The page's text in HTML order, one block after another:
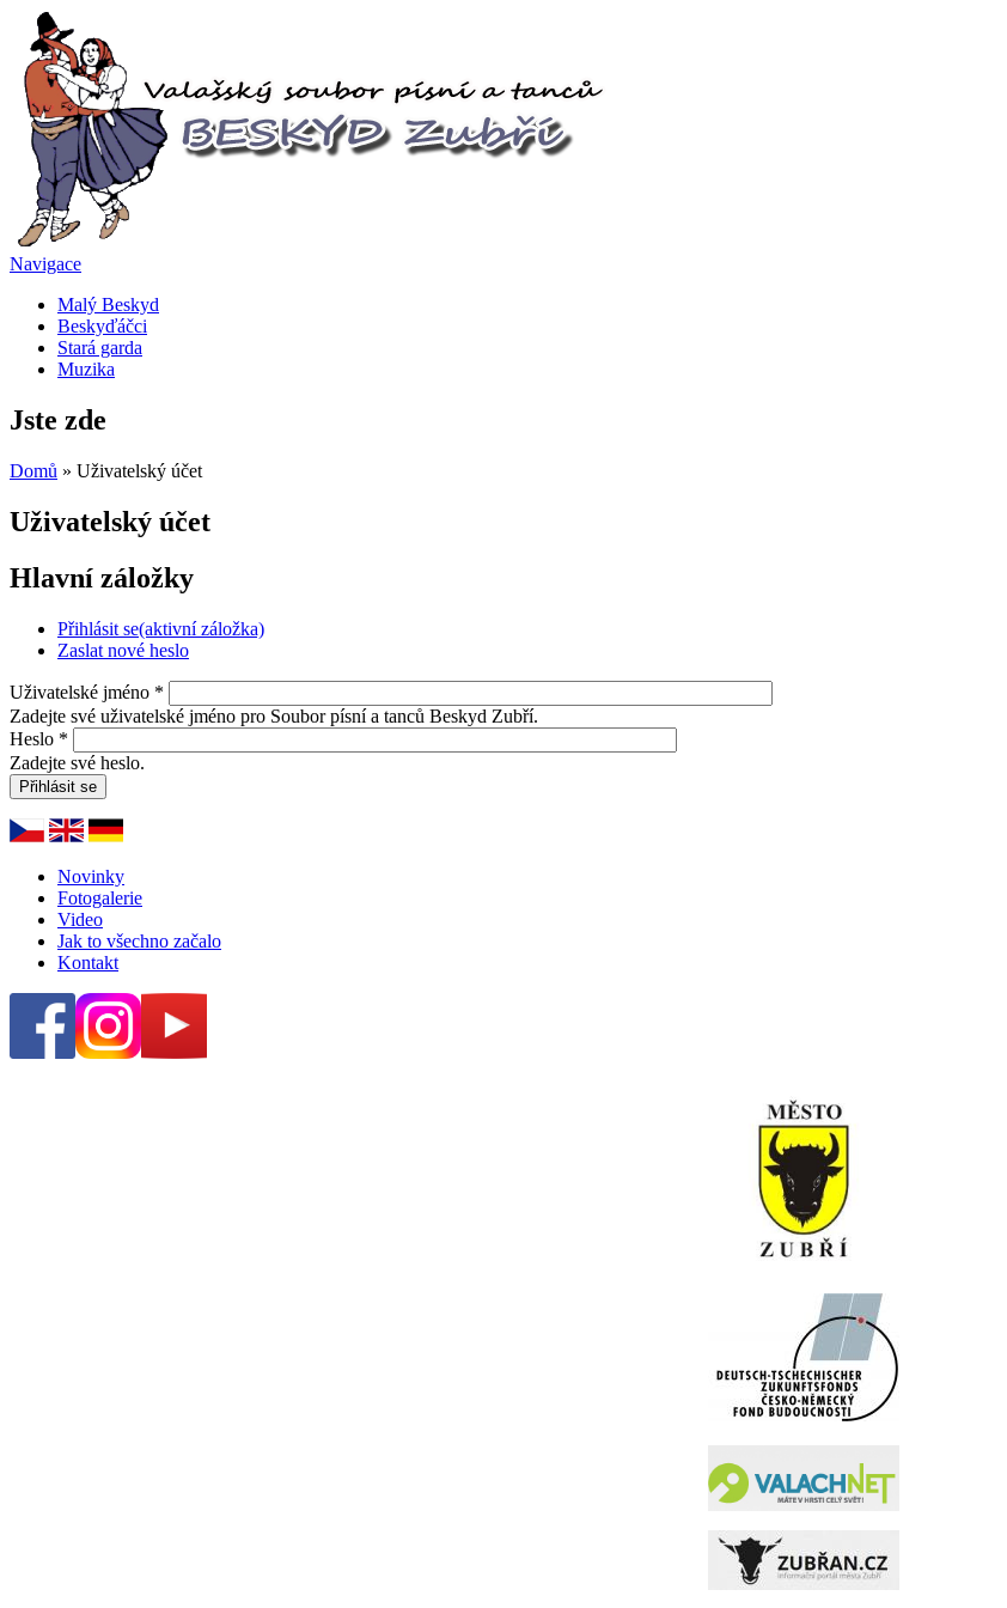
Navigace
Malý Beskyd
Beskyďáčci
Stará garda
Muzika
Jste zde
Domů » Uživatelský účet
Uživatelský účet
Hlavní záložky
Přihlásit se(aktivní záložka)
Zaslat nové heslo
Uživatelské jméno *
Zadejte své uživatelské jméno pro Soubor písní a tanců Beskyd Zubří.
Heslo *
Zadejte své heslo.
Novinky
Fotogalerie
Video
Jak to všechno začalo
Kontakt